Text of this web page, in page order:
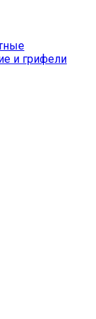
и грифели